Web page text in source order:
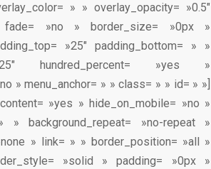
» » overlay_opacity= »0.5″
»no » border_size= »0px »
»25″ padding_bottom= » »
hundred_percent= »yes »
» menu_anchor= » » class= » » id= » »]
»yes » hide_on_mobile= »no »
» background_repeat= »no-repeat »
» link= » » border_position= »all »
»solid » padding= »0px »